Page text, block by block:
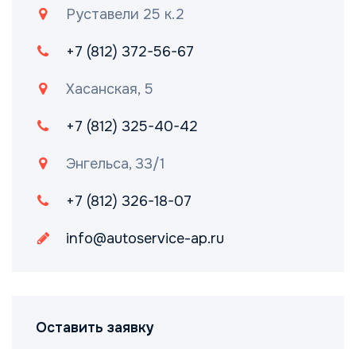
Руставели 25 к.2
+7 (812) 372-56-67
Хасанская, 5
+7 (812) 325-40-42
Энгельса, 33/1
+7 (812) 326-18-07
info@autoservice-ap.ru
Оставить заявку